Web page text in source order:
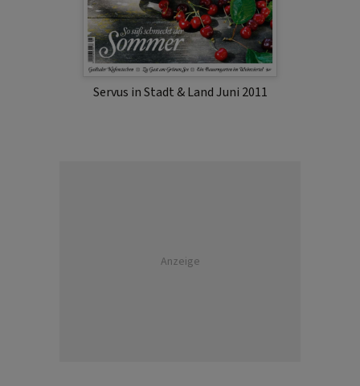
Servus in Stadt & Land Juni 2011
Anzeige